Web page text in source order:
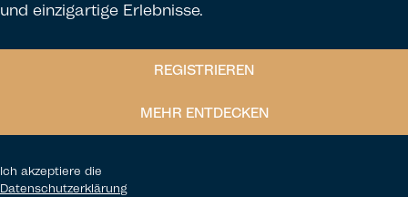
und einzigartige Erlebnisse.
REGISTRIEREN
MEHR ENTDECKEN
Ich akzeptiere die
Datenschutzerklärung